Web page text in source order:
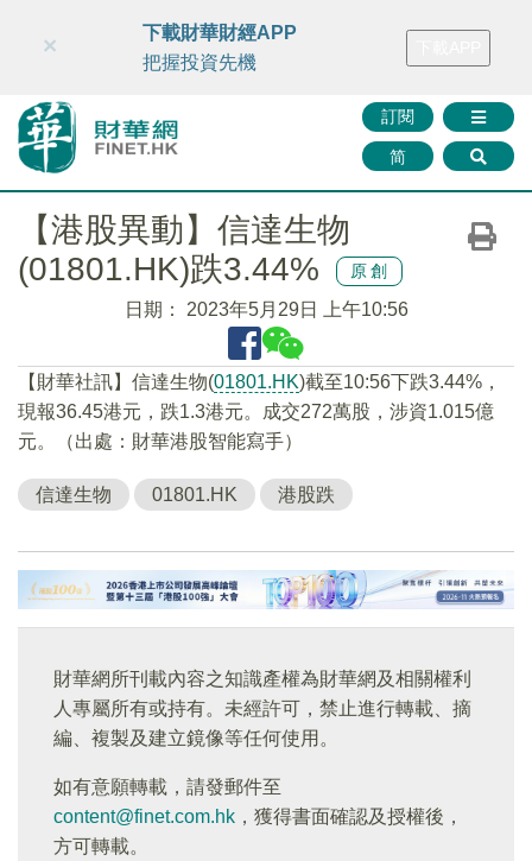
財華智庫網 FINTV FINMETA 財華證券 媒體矩陣
訂閱
简
×
下載財華財經APP
把握投資先機
【港股異動】信達生物
(01801.HK)跌3.44%
原創
日期： 2023年5月29日 上午10:56
【財華社訊】信達生物(01801.HK)截至10:56下跌3.44%，
現報36.45港元，跌1.3港元。成交272萬股，涉資1.015億
元。（出處：財華港股智能寫手）
信達生物 01801.HK 港股跌
財華網所刊載內容之知識產權為財華網及相關權利
人專屬所有或持有。未經許可，禁止進行轉載、摘
編、複製及建立鏡像等任何使用。
如有意願轉載，請發郵件至
content@finet.com.hk ，獲得書面確認及授權後，
方可轉載。